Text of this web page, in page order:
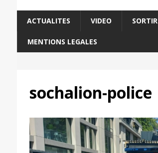
ACTUALITES VIDEO SORTIR
MENTIONS LEGALES
sochalion-police